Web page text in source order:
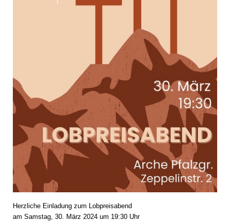
Herzliche Einladung zum Lobpreisabend
am Samstag, 30. März 2024 um 19:30 Uhr